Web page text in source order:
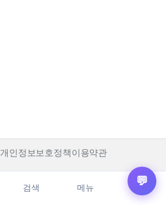
검색 메뉴 마이
개인정보보호정책이용약관
💬